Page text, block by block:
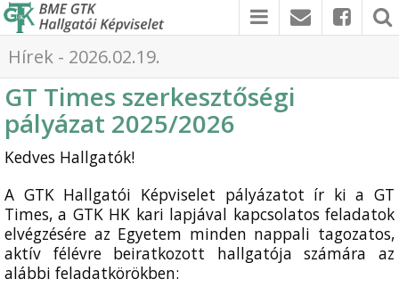
Hírek - 2026.02.19.
GT Times szerkesztőségi
pályázat 2025/2026
Kedves Hallgatók!
A GTK Hallgatói Képviselet pályázatot ír ki a GT
Times, a GTK HK kari lapjával kapcsolatos feladatok
elvégzésére az Egyetem minden nappali tagozatos,
aktív félévre beiratkozott hallgatója számára az
alábbi feladatkörökben: